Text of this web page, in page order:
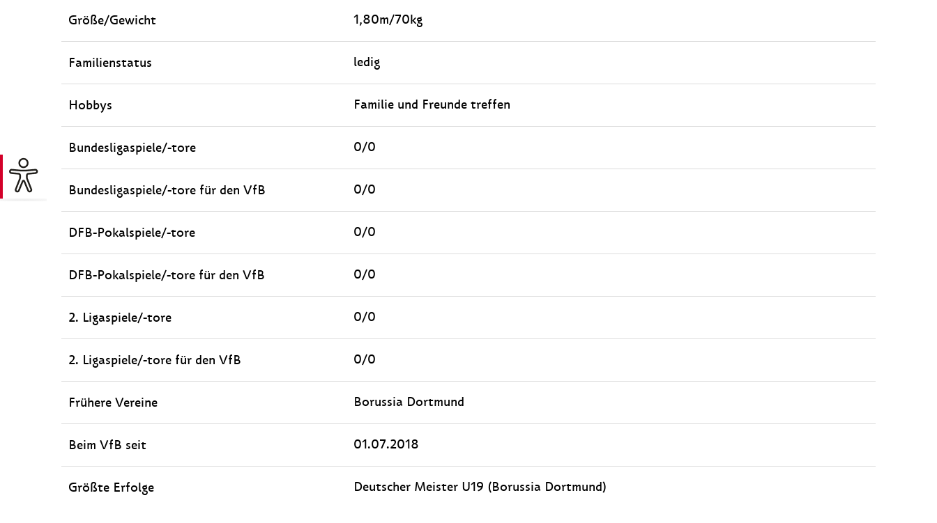
Größe/Gewicht 1,80m/70kg
Familienstatus ledig
Hobbys Familie und Freunde treffen
Bundesligaspiele/-tore 0/0
Bundesligaspiele/-tore für den VfB 0/0
DFB-Pokalspiele/-tore 0/0
DFB-Pokalspiele/-tore für den VfB 0/0
2. Ligaspiele/-tore 0/0
2. Ligaspiele/-tore für den VfB 0/0
Frühere Vereine Borussia Dortmund
Beim VfB seit 01.07.2018
Größte Erfolge Deutscher Meister U19 (Borussia Dortmund)